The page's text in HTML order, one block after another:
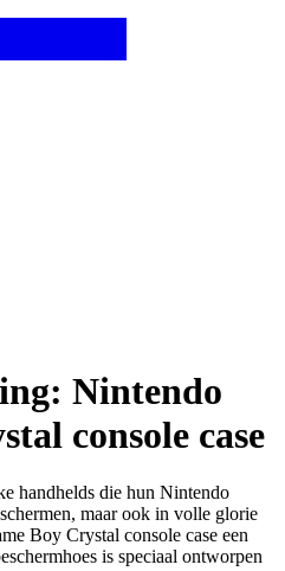
Nintendo
console case
handhelds die hun Nintendo
maar ook in volle glorie
Boy Crystal console case een
is speciaal ontworpen